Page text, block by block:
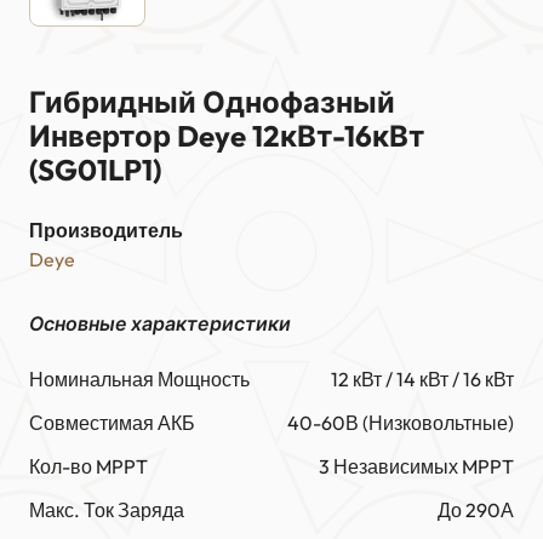
Гибридный Однофазный
Инвертор Deye 12кВт-16кВт
(SG01LP1)
Производитель
Deye
Основные характеристики
Номинальная Мощность
12 кВт / 14 кВт / 16 кВт
Совместимая АКБ
40-60В (Низковольтные)
Кол-во MPPT
3 Независимых MPPT
Макс. Ток Заряда
До 290А